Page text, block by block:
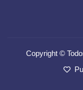
Copyright ©